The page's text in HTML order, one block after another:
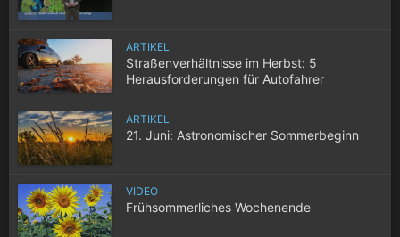
ARTIKEL
Straßenverhältnisse im Herbst: 5
Herausforderungen für Autofahrer
ARTIKEL
21. Juni: Astronomischer Sommerbeginn
VIDEO
Frühsommerliches Wochenende